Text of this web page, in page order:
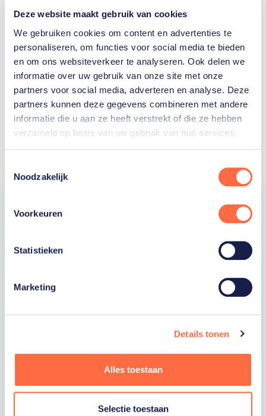
Deze website maakt gebruik van cookies
We gebruiken cookies om content en advertenties te
personaliseren, om functies voor social media te bieden
en om ons websiteverkeer te analyseren. Ook delen we
informatie over uw gebruik van onze site met onze
partners voor social media, adverteren en analyse. Deze
partners kunnen deze gegevens combineren met andere
informatie die u aan ze heeft verstrekt of die ze hebben
verzameld op basis van uw gebruik van hun services.
Noodzakelijk
Voorkeuren
Statistieken
Marketing
Details tonen
Alles toestaan
Selectie toestaan
Welke Nederlanders hebben er
ooit meegedaan aan de
Olympische Spelen?
Trotse hoofdsponsor
Staatsloterij is trotse hoofdsponsor van
sportiefste land van de wereld maken.